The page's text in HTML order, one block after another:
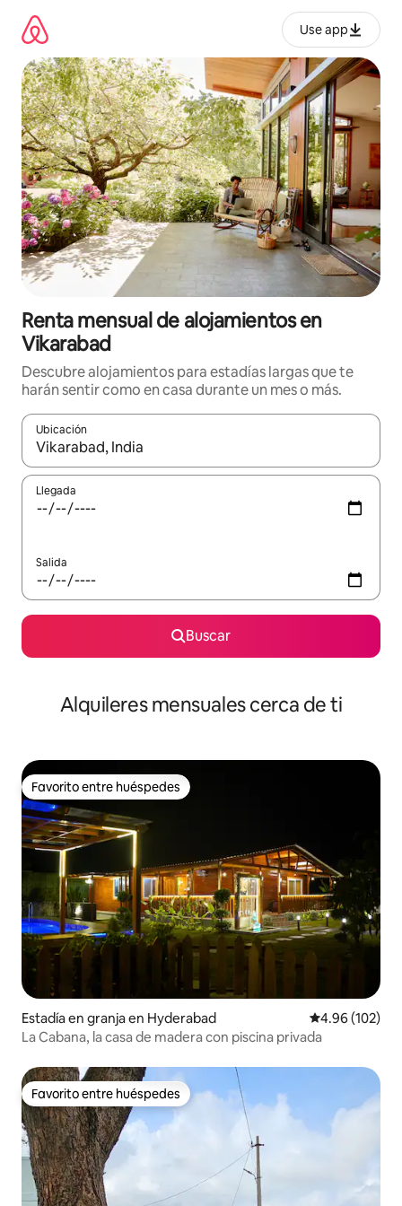
contenido
Use app
Renta mensual de alojamientos en
Vikarabad
Descubre alojamientos para estadías largas que te
harán sentir como en casa durante un mes o más.
Ubicación
Cuando los resultados estén disponibles, navega con las
Llegada
Salida
Buscar
Alquileres mensuales cerca de ti
Favorito entre huéspedes
Favorito entre huéspedes
Estadía en granja en Hyderabad Calificación
4.96 (102)
La Cabana, la casa de madera con piscina privada
Favorito entre huéspedes
Favorito entre huéspedes